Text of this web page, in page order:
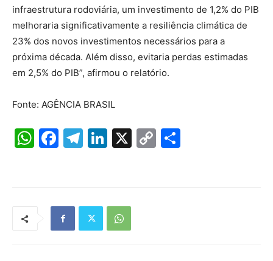
infraestrutura rodoviária, um investimento de 1,2% do PIB
melhoraria significativamente a resiliência climática de
23% dos novos investimentos necessários para a
próxima década. Além disso, evitaria perdas estimadas
em 2,5% do PIB”, afirmou o relatório.
Fonte: AGÊNCIA BRASIL
W F
b
o
T
a
m
Li
dI
n
X
C